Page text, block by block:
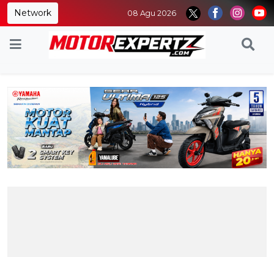
Network 08 Agu 2026